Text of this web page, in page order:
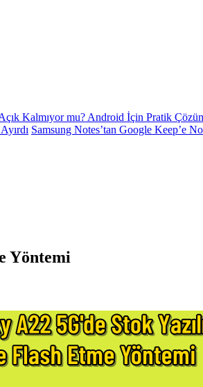
Kalmıyor mu? Android İçin Pratik
Samsung Notes’tan Google Keep’e
Yöntemi